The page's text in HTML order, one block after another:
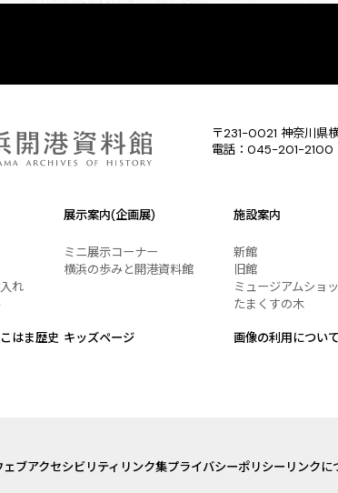
〒231-0021 神奈川県
電話：045-201-
れ
展示案内(企画展)
ミニ展示コーナー
横浜の歩みと開港資料館
施設案内
新館
旧館
ミュージアムショ
たまくすの木
はま歴史 キッズページ 画像の利用について
ェブアクセシビリティ リンク集プライバシーポリシー リンクに